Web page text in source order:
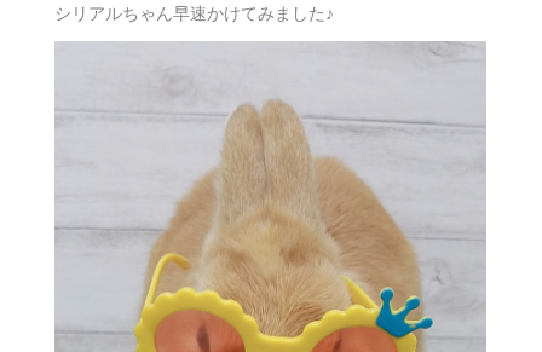
シリアルちゃん早速かけてみました♪